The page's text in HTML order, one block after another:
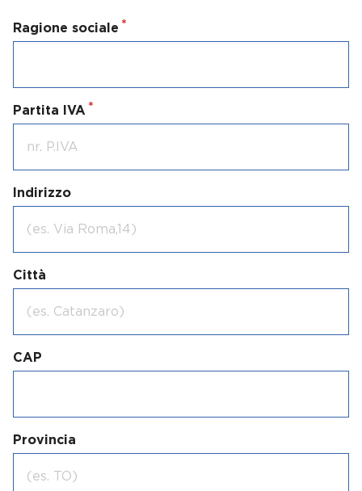
Ragione sociale
Partita IVA
Indirizzo
Città
CAP
Provincia